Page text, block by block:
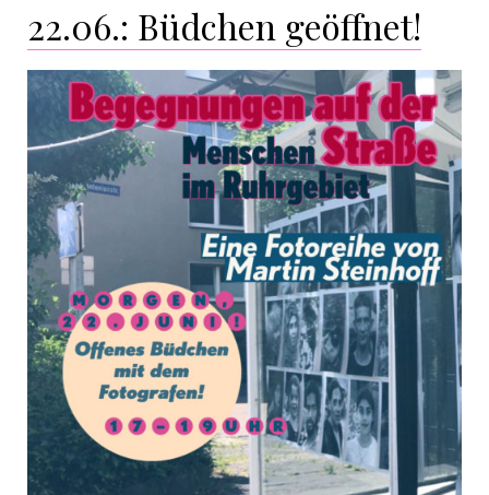
22.06.: Büdchen geöffnet!